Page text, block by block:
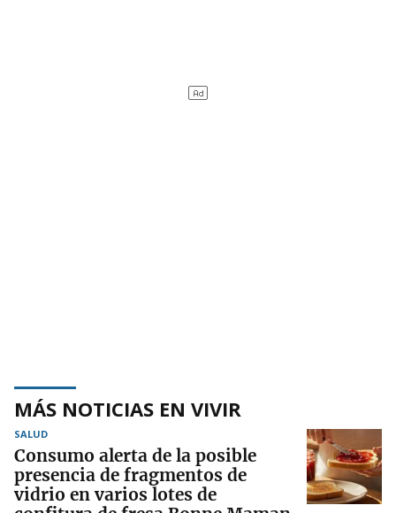
MÁS NOTICIAS EN VIVIR
SALUD
Consumo alerta de la posible
presencia de fragmentos de
vidrio en varios lotes de